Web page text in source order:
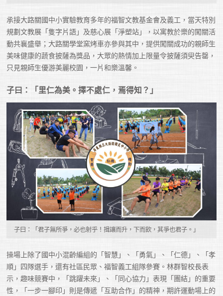
承接大路關國中小實驗教育多年的福智文教基金會及義工，當天特別
規劃文教展「隻字片語」及慈心展「淨塑站」，以寓教於樂的闖關活
動共襄盛舉；大路關學堂窯烤車亦參與其中，提供闖關成功的親師生
美味健康的蔬食披薩為獎品，大眾的熱情加上限量令披薩須臾告罄，
只見親師生優游美麗校園，一片和樂溫馨。
子曰：「里仁為美。擇不處仁，焉得知？」
子曰：「君子無所爭，必也射乎！揖讓而升，下而飲，其爭也君子。」
操場上除了國中小混齡編組的「智慧」、「勇氣」、「仁德」、「孝
順」四隊選手，還有社區民眾、福智義工組隊參賽。林群智校長表
示，趣味競賽中，「跳躍未來」、「同心協力」表現「團結」的重要
性，「一步一腳印」則是傳遞「互助合作」的精神，期許運動場上的